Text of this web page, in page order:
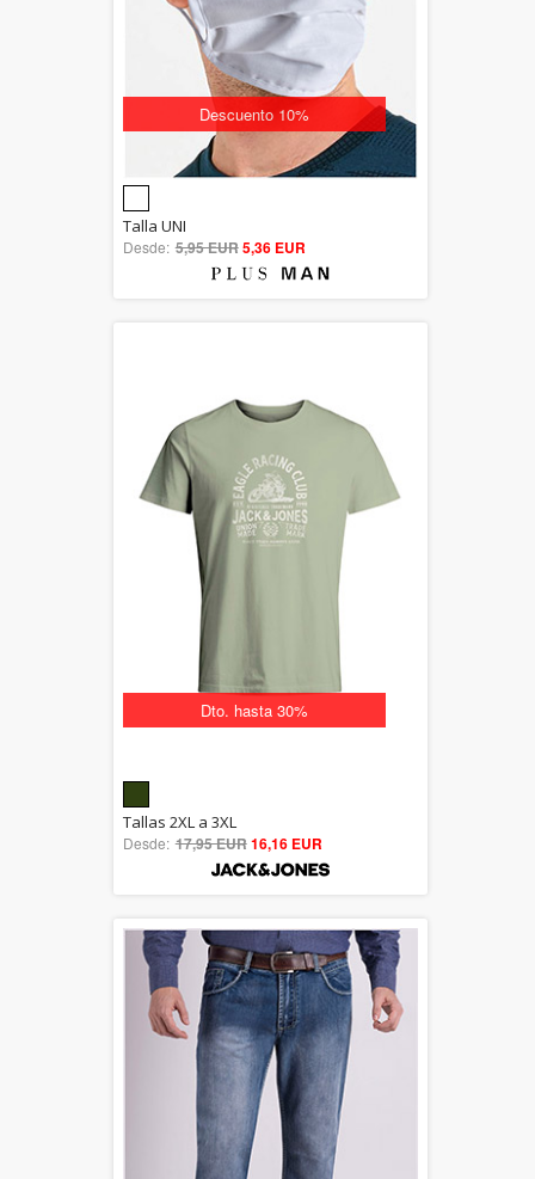
Descuento 10%
out of 5
Talla UNI
Desde: 5,95 EUR5,36 EUR
Dto. hasta 30%
5.00
out of 5
Tallas 2XL a 3XL
Desde: 17,95 EUR16,16 EUR